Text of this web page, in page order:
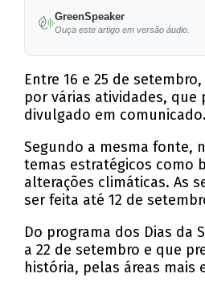
GreenSpeaker
Ouça este artigo em versão áudio.
Entre 16 e 25 de
por várias atividades,
divulgado em comunicado.
Segundo a mesma fonte,
temas estratégicos como
alterações climáticas. As
ser feita até 12 de
Do programa dos Dias da
a 22 de setembro e que
história, pelas áreas